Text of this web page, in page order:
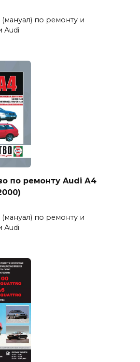
(мануал) по ремонту и
Audi
по ремонту Audi А4
по ремонту и
Audi